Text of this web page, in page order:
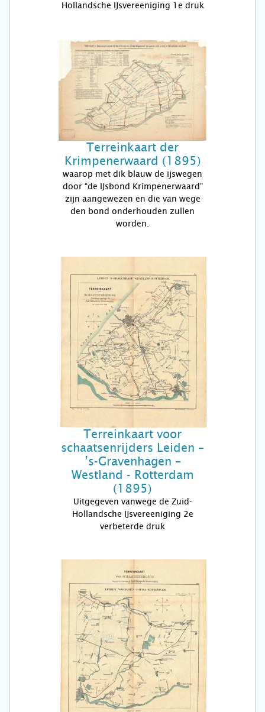
Hollandsche IJsvereeniging 1e druk
Terreinkaart der
Krimpenerwaard (1895)
waarop met dik blauw de ijswegen
door “de IJsbond Krimpenerwaard”
zijn aangewezen en die van wege
den bond onderhouden zullen
worden.
Terreinkaart voor
schaatsenrijders Leiden –
’s-Gravenhagen –
Westland - Rotterdam
(1895)
Uitgegeven vanwege de Zuid-
Hollandsche IJsvereeniging 2e
verbeterde druk